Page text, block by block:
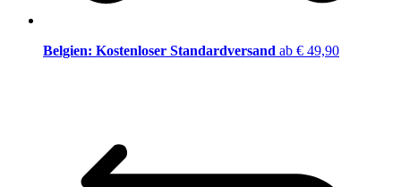
Belgien: Kostenloser Standardversand ab € 49,90